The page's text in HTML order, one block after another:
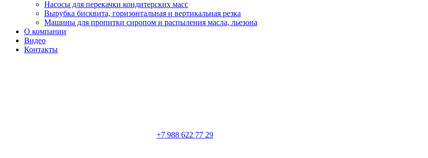
Насосы для перекачки кондитерских масс
Вырубка бисквита, горизонтальная и вертикальная резка
Машины для пропитки сиропом и распыления масла, льезона
О компании
Видео
Контакты
+7 988 622 77 29